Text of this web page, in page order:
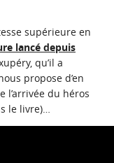
supérieure en
lancé depuis
qu’il a
propose d’en
l’arrivée du héros
le livre)…